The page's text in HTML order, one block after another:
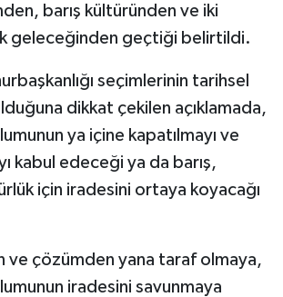
barış kültüründen ve iki
geleceğinden geçtiği belirtildi.
seçimlerinin tarihsel
dikkat çekilen açıklamada,
ya içine kapatılmayı ve
kabul edeceği ya da barış,
için iradesini ortaya koyacağı
ve çözümden yana taraf olmaya,
iradesini savunmaya